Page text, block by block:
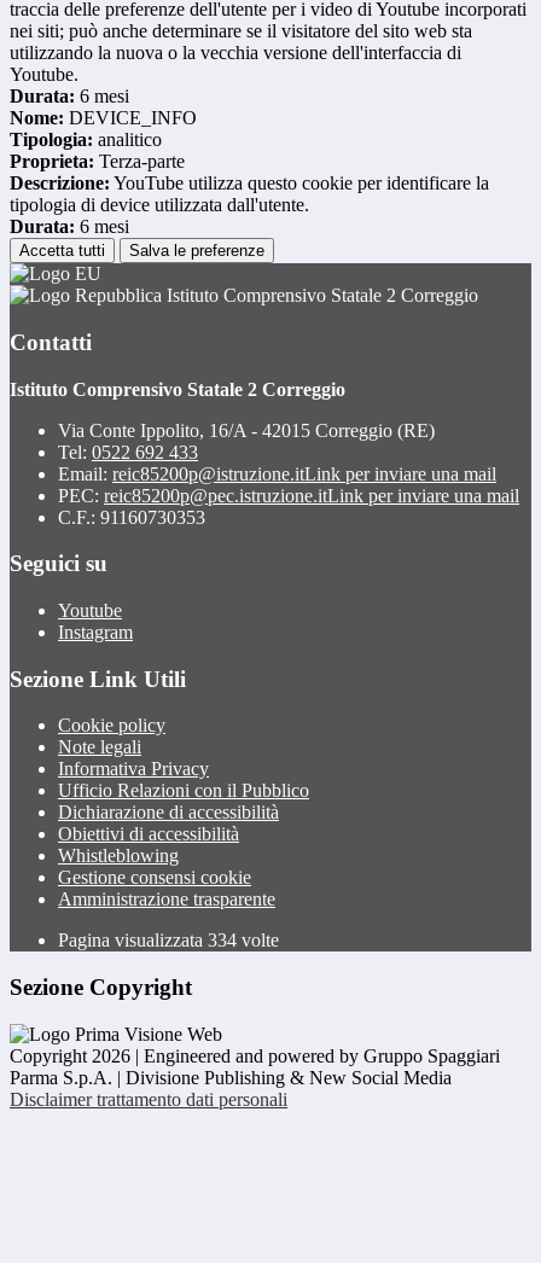
traccia delle preferenze dell'utente per i video di Youtube incorporati
nei siti; può anche determinare se il visitatore del sito web sta
utilizzando la nuova o la vecchia versione dell'interfaccia di
Youtube.
Durata: 6 mesi
Nome: DEVICE_INFO
Tipologia: analitico
Proprieta: Terza-parte
Descrizione: YouTube utilizza questo cookie per identificare la
tipologia di device utilizzata dall'utente.
Durata: 6 mesi
Accetta tutti Salva le preferenze
Istituto Comprensivo Statale 2 Correggio
Contatti
Istituto Comprensivo Statale 2 Correggio
Via Conte Ippolito, 16/A - 42015 Correggio (RE)
Tel: 0522 692 433
Email: reic85200p@istruzione.itLink per inviare una mail
PEC: reic85200p@pec.istruzione.itLink per inviare una mail
C.F.: 91160730353
Seguici su
Youtube
Instagram
Sezione Link Utili
Cookie policy
Note legali
Informativa Privacy
Ufficio Relazioni con il Pubblico
Dichiarazione di accessibilità
Obiettivi di accessibilità
Whistleblowing
Gestione consensi cookie
Amministrazione trasparente
Pagina visualizzata 334 volte
Sezione Copyright
Copyright 2026 | Engineered and powered by Gruppo Spaggiari
Parma S.p.A. | Divisione Publishing & New Social Media
Disclaimer trattamento dati personali